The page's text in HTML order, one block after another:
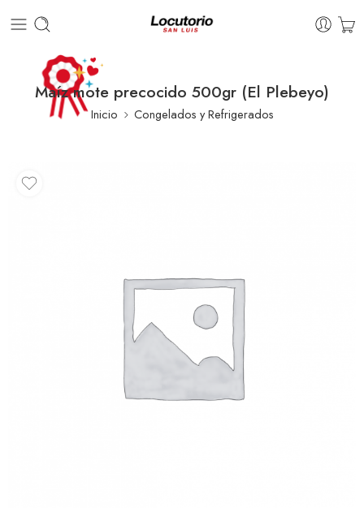
Maíz mote precocido 500gr (El Plebeyo)
Inicio Congelados y Refrigerados